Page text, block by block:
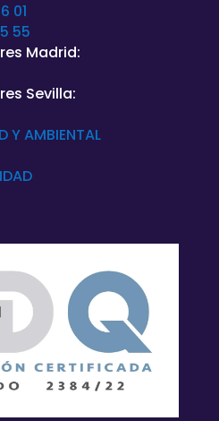
01
55
Madrid:
Sevilla:
Y AMBIENTAL